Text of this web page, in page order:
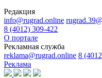
Редакция
info@rugrad.online
8 (4012) 309-422
О портале
Рекламная служба
reklama@rugrad.online 8
Реклама